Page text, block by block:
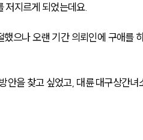
저지르게 되었는데요.
으나 오랜 기간 의뢰인에 구애를
안을 찾고 싶었고, 대륜 대구상간